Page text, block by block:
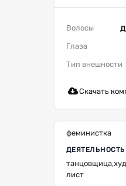
Волосы
Глаза
Тип внешности
Скачать
феминистка
ДЕЯТЕЛЬНОСТЬ
лист